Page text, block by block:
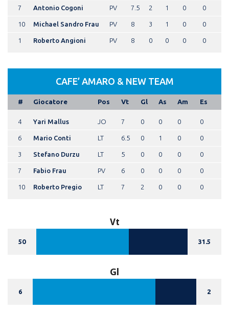
7 Antonio Cogoni PV 7.5 2 1 0 0
10 Michael Sandro Frau PV 8 3 1 0 0
1 Roberto Angioni PV 8 0 0 0 0
CAFE’ AMARO & NEW TEAM
# Giocatore Pos Vt Gl As Am Es
4 Yari Mallus JO 7 0 0 0 0
6 Mario Conti LT 6.5 0 1 0 0
3 Stefano Durzu LT 5 0 0 0 0
7 Fabio Frau PV 6 0 0 0 0
10 Roberto Pregio LT 7 2 0 0 0
Vt
50 31.5
Gl
6 2